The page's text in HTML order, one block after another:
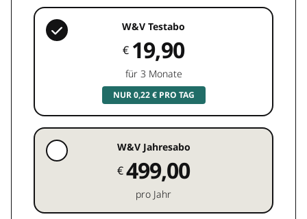
W&V Testabo
€ 19,90
für 3 Monate
NUR 0,22 € PRO TAG
W&V Jahresabo
€499,00
pro Jahr